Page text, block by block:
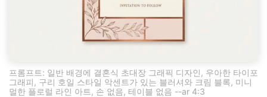
프롬프트: 일반 배경에 결혼식 초대장 그래픽 디자인, 우아한 타이포
그래피, 구리 호일 스타일 악센트가 있는 블러셔와 크림 블록, 미니
멀한 플로럴 라인 아트, 손 없음, 테이블 없음 --ar 4:3